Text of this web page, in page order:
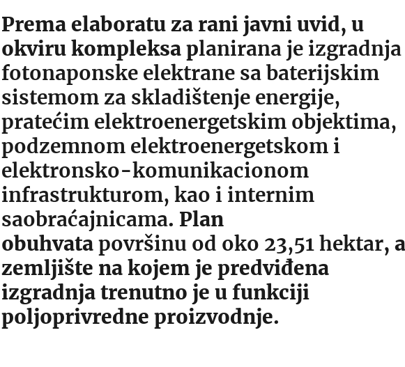
Prema elaboratu za rani javni uvid, u
okviru kompleksa planirana je izgradnja
fotonaponske elektrane sa baterijskim
sistemom za skladištenje energije,
pratećim elektroenergetskim objektima,
podzemnom elektroenergetskom i
elektronsko-komunikacionom
infrastrukturom, kao i internim
saobraćajnicama. Plan
obuhvatapovršinu od oko 23,51 hektar, a
zemljište na kojem je predviđena
izgradnja trenutno je u funkciji
poljoprivredne proizvodnje.